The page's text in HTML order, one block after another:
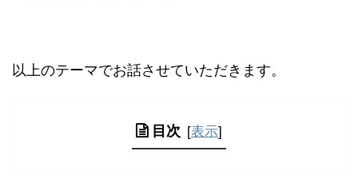
以上のテーマでお話させていただきます。
目次 [表示]